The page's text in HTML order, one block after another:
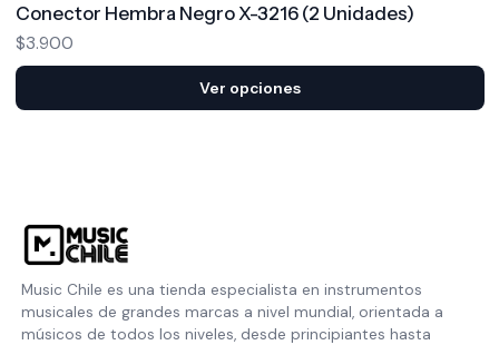
Conector Hembra Negro X-3216 (2 Unidades)
$3.900
Ver opciones
Music Chile es una tienda especialista en instrumentos
musicales de grandes marcas a nivel mundial, orientada a
músicos de todos los niveles, desde principiantes hasta